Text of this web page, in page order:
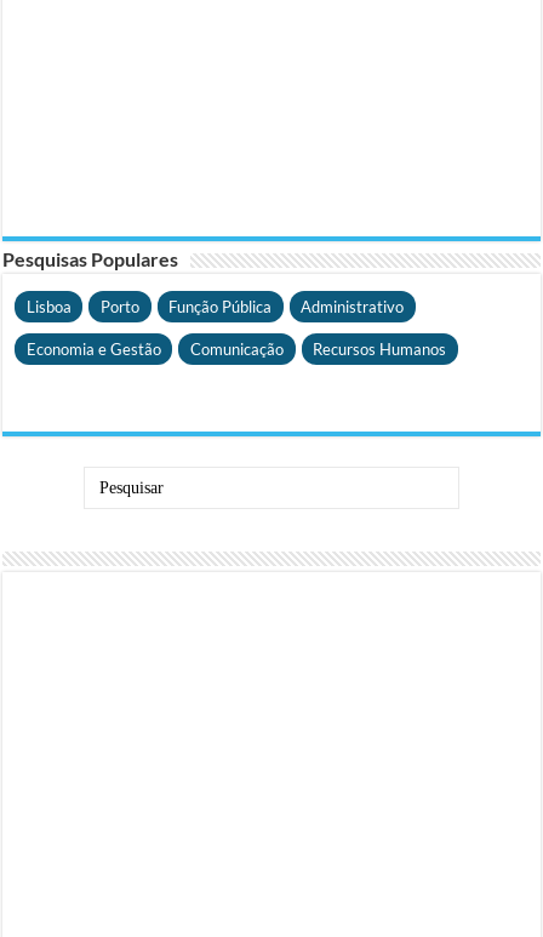
Pesquisas Populares
Lisboa Porto Função Pública Administrativo
Economia e Gestão Comunicação Recursos Humanos